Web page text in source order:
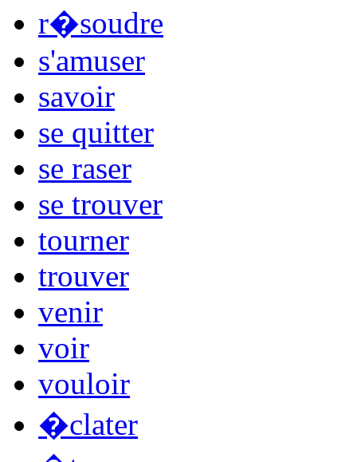
r�soudre
s'amuser
savoir
se quitter
se raser
se trouver
tourner
trouver
venir
voir
vouloir
�clater